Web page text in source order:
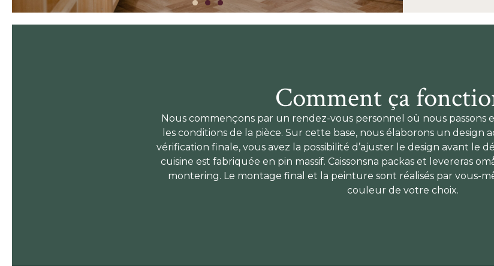
Comment ça
Nous commençons par un rendez-vous personnel où nous passons
les conditions de la pièce. Sur cette base, nous élaborons un design
vérification finale, vous avez la possibilité d’ajuster le design avant le
cuisine est fabriquée en pin massif. Caissonsna packas et levereras
montering. Le montage final et la peinture sont réalisés par vous-
couleur de votre choix.